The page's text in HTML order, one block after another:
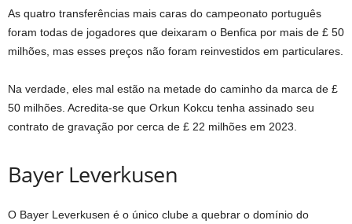
As quatro transferências mais caras do campeonato português
foram todas de jogadores que deixaram o Benfica por mais de £ 50
milhões, mas esses preços não foram reinvestidos em particulares.
Na verdade, eles mal estão na metade do caminho da marca de £
50 milhões. Acredita-se que Orkun Kokcu tenha assinado seu
contrato de gravação por cerca de £ 22 milhões em 2023.
Bayer Leverkusen
O Bayer Leverkusen é o único clube a quebrar o domínio do